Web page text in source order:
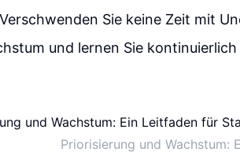
Sie keine Zeit mit
und lernen Sie
Priorisierung und Wachstum: